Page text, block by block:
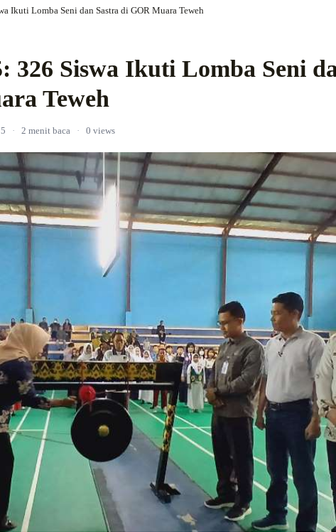
Ikuti Lomba Seni dan Sastra di GOR Muara Teweh
326 Siswa Ikuti Lomba Seni
Teweh
· 2 menit baca · 0 views